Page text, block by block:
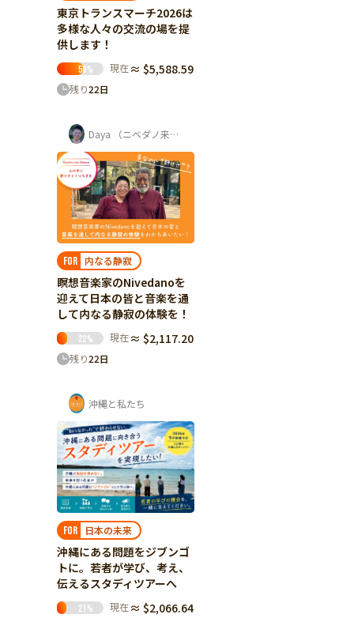
東京トランスマーチ2026は
多様な人々の交流の場を提
供します！
58 % 現在 ≈ $5,588.59
残り22日
Daya （ニベダノ来日実行委員会 発起人）
FOR 内なる静寂
瞑想音楽家のNivedanoを
迎えて日本の皆と音楽を通
して内なる静寂の体験を！
22% 現在 ≈ $2,117.20
残り22日
沖縄と私たち
FOR 日本の未来
沖縄にある問題をジブンゴ
トに。若者が学び、考え、
伝えるスタディツアーへ
21 % 現在 ≈ $2,066.64